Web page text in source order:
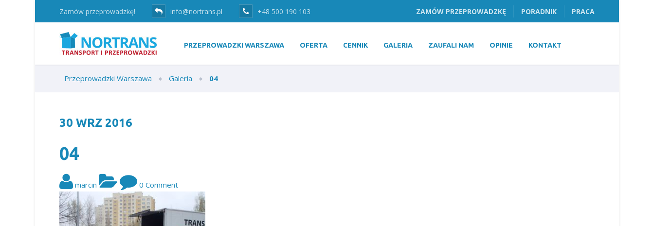
Zamów przeprowadzkę! info@nortrans.pl +48 500 190 103 ZAMÓW PRZEPROWADZKĘ PORADNIK PRACA
PRZEPROWADZKI WARSZAWA OFERTA CENNIK GALERIA ZAUFALI NAM OPINIE KONTAKT
Przeprowadzki Warszawa Galeria 04
30 WRZ 2016
04
marcin 0 Comment